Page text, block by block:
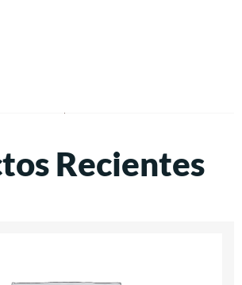
Recientes